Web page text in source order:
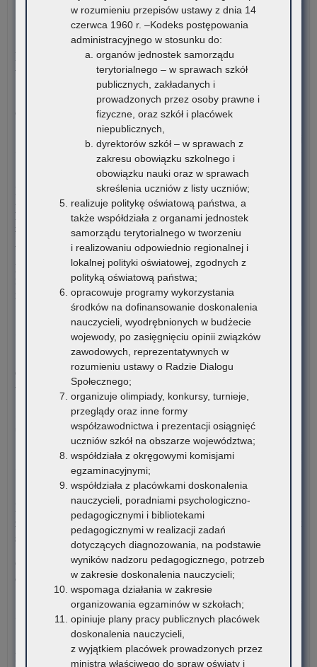
Czytaj więcej
5 sierpnia 2026
Materiały dotyczące nowych podstaw programowych
wprowadzanych w związku z Reformą Kompas Jutra
Instytut Badań Edukacyjnych-Państwowy Instytut Badawczy
oraz Ośrodek Rozwoju Edukacji zapraszają…
4 sierpnia 2026
Komunikat Małopolskiego Kuratora Oświaty w sprawie
przekazywania informacji o liczbie wolnych miejsc w
publicznych liceach ogólnokształcących, technikach,
branżowych szkołach I stopnia, szkołach policealnych,
branżowych szkołach II stopnia, publicznych szkołach
podstawowych dla dorosłych – postępowanie rekrutacyjne na
rok szkolny 2026/2027 oraz po przeprowadzeniu postępowania
rekrutacyjnego uzupełniającego na rok szkolny 2026/2027
Czytaj więcej
3 sierpnia 2026
Ogólnopolski Konkurs Filmowy „Wieś mnie kręci, ja kręcę
wieś”
Stowarzyszenie „Kulturalne Ponidzie” w Chrobrzu zaprasza do
udziału w Ogólnopolskim…
3 sierpnia 2026
Komunikat Małopolskiego Kuratora Oświaty w sprawie
zgłaszania zawodów wiedzy, artystycznych i sportowych na rok
szkolny 2027/2028
Organizatorzy zawodów wiedzy, artystycznych i sportowych
działający na terenie szkół…
30 lipca 2026
Komunikat – Urząd nieczynny z powodu dni wolnych
w rozumieniu przepisów ustawy z dnia 14
czerwca 1960 r. –Kodeks postępowania
administracyjnego w stosunku do:
organów jednostek samorządu
terytorialnego – w sprawach szkół
publicznych, zakładanych i
prowadzonych przez osoby prawne i
fizyczne, oraz szkół i placówek
niepublicznych,
dyrektorów szkół – w sprawach z
zakresu obowiązku szkolnego i
obowiązku nauki oraz w sprawach
skreślenia uczniów z listy uczniów;
realizuje politykę oświatową państwa, a
także współdziała z organami jednostek
samorządu terytorialnego w tworzeniu
i realizowaniu odpowiednio regionalnej i
lokalnej polityki oświatowej, zgodnych z
polityką oświatową państwa;
opracowuje programy wykorzystania
środków na dofinansowanie doskonalenia
nauczycieli, wyodrębnionych w budżecie
wojewody, po zasięgnięciu opinii związków
zawodowych, reprezentatywnych w
rozumieniu ustawy o Radzie Dialogu
Społecznego;
organizuje olimpiady, konkursy, turnieje,
przeglądy oraz inne formy
współzawodnictwa i prezentacji osiągnięć
uczniów szkół na obszarze województwa;
współdziała z okręgowymi komisjami
egzaminacyjnymi;
współdziała z placówkami doskonalenia
nauczycieli, poradniami psychologiczno-
pedagogicznymi i bibliotekami
pedagogicznymi w realizacji zadań
dotyczących diagnozowania, na podstawie
wyników nadzoru pedagogicznego, potrzeb
w zakresie doskonalenia nauczycieli;
wspomaga działania w zakresie
organizowania egzaminów w szkołach;
opiniuje plany pracy publicznych placówek
doskonalenia nauczycieli,
z wyjątkiem placówek prowadzonych przez
ministra właściwego do spraw oświaty i